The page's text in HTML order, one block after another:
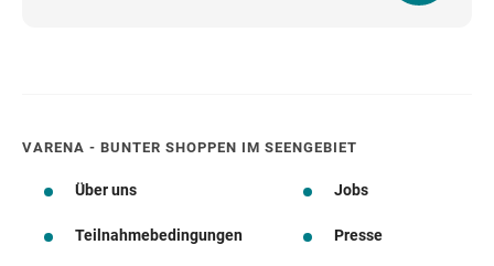
VARENA - BUNTER SHOPPEN IM SEENGEBIET
Über uns Jobs
Teilnahmebedingungen Presse